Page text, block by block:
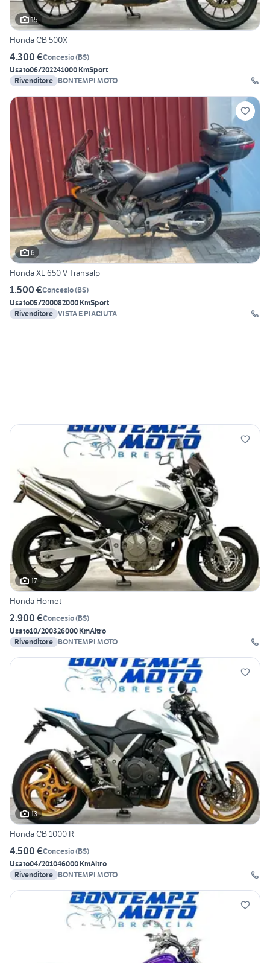
15
Honda CB 500X
4.300 €Concesio(BS)
Usato06/202241000 KmSport
Rivenditore BONTEMPI MOTO
6
Honda XL 650 V Transalp
1.500 €Concesio(BS)
Usato05/200082000 KmSport
Rivenditore VISTA E PIACIUTA
17
Honda Hornet
2.900 €Concesio(BS)
Usato10/200326000 KmAltro
Rivenditore BONTEMPI MOTO
13
Honda CB 1000 R
4.500 €Concesio(BS)
Usato04/201046000 KmAltro
Rivenditore BONTEMPI MOTO